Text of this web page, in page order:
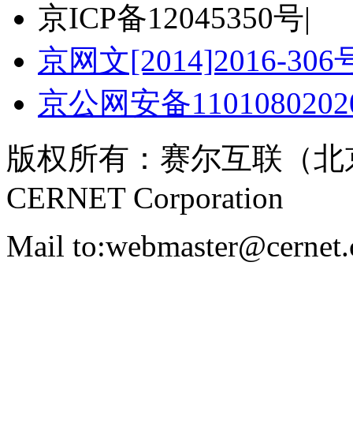
京ICP备12045350号|
京网文[2014]2016-306
京公网安备
版权所有：赛尔互联（
CERNET Corporation
Mail